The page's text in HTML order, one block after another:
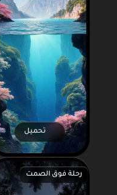
تحميل
رحلة فوق الصمت